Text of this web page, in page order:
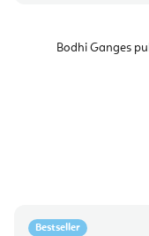
Bodhi Ganges
Bestseller